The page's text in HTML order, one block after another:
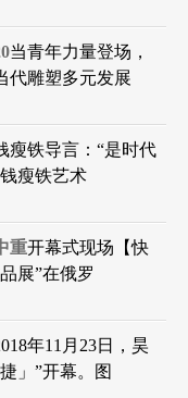
当青年力量登场，
代雕塑多元发展
瘦铁导言：“是时代
瘦铁艺术
重开幕式现场【快
展”在俄罗
年11月23日，昊
」”开幕。图